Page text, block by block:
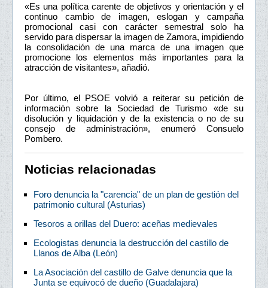
«Es una política carente de objetivos y orientación y el
continuo cambio de imagen, eslogan y campaña
promocional casi con carácter semestral solo ha
servido para dispersar la imagen de Zamora, impidiendo
la consolidación de una marca de una imagen que
promocione los elementos más importantes para la
atracción de visitantes», añadió.
Por último, el PSOE volvió a reiterar su petición de
información sobre la Sociedad de Turismo «de su
disolución y liquidación y de la existencia o no de su
consejo de administración», enumeró Consuelo
Pombero.
Noticias relacionadas
Foro denuncia la "carencia" de un plan de gestión del
patrimonio cultural (Asturias)
Tesoros a orillas del Duero: aceñas medievales
Ecologistas denuncia la destrucción del castillo de
Llanos de Alba (León)
La Asociación del castillo de Galve denuncia que la
Junta se equivocó de dueño (Guadalajara)